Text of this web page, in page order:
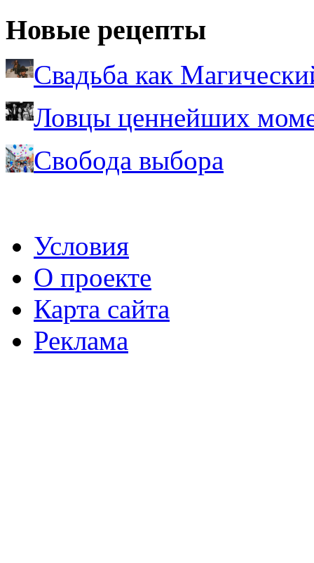
Новые рецепты
Свадьба как
Ловцы ценнейших
Свобода выбора
Условия
О проекте
Карта сайта
Реклама